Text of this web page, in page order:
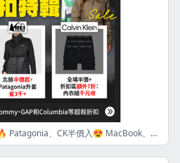
黑五歐美時尚➕3C產品瘋下殺🔥 Patagonia、CK半價入😍 MacBook、Drop新款耳機省達萬元🎧